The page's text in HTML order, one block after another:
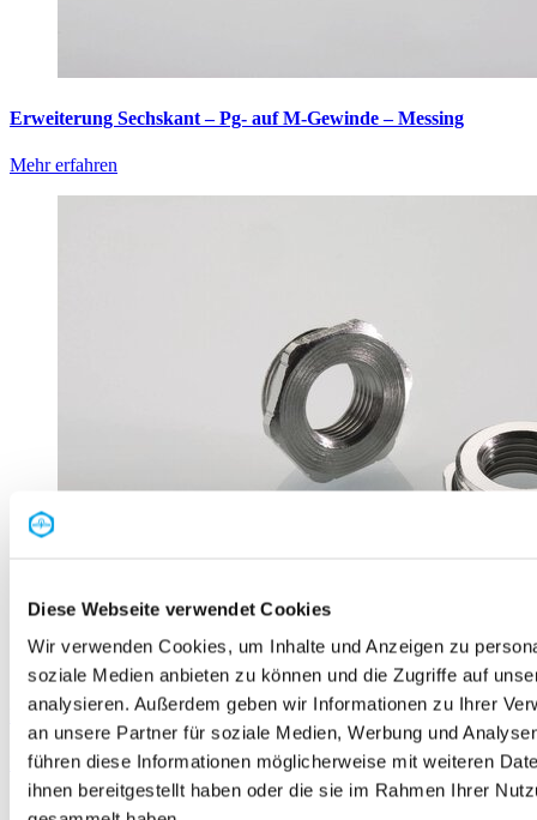
Diese Webseite verwendet Cookies
Wir verwenden Cookies, um Inhalte und Anzeigen zu
soziale Medien anbieten zu können und die Zugriffe auf
analysieren. Außerdem geben wir Informationen zu Ihrer
an unsere Partner für soziale Medien, Werbung und
führen diese Informationen möglicherweise mit weiteren
ihnen bereitgestellt haben oder die sie im Rahmen Ihrer
Erweiterung Sechskant – Pg- auf M-Gewinde – Messing
Mehr erfahren
Reduktion Sechskant – M- auf M-Gewinde – Messing
Mehr erfahren